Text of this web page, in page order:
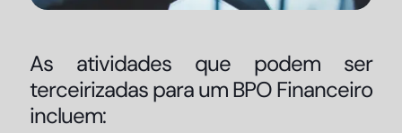
As atividades que podem ser
terceirizadas para um BPO Financeiro
incluem: